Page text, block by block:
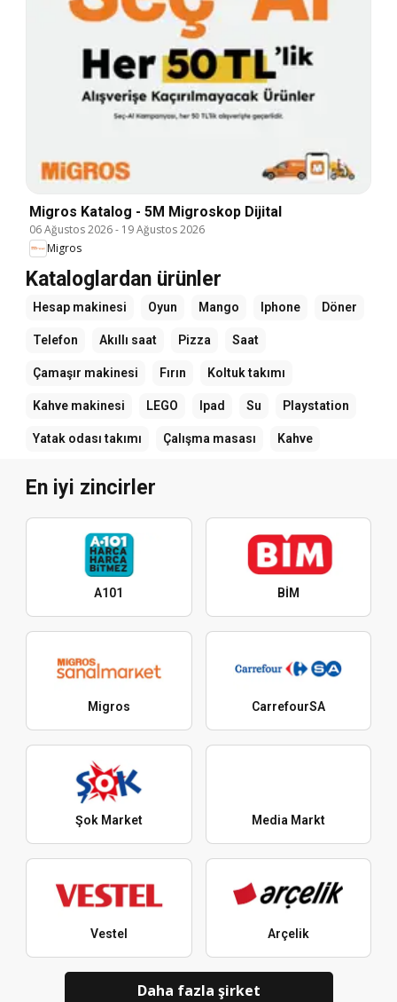
Migros Katalog - 5M Migroskop Dijital
06 Ağustos 2026- 19 Ağustos 2026
Migros
Kataloglardan ürünler
Hesap makinesi Oyun Mango Iphone Döner
Telefon Akıllı saat Pizza Saat
Çamaşır makinesi Fırın Koltuk takımı
Kahve makinesi LEGO Ipad Su Playstation
Yatak odası takımı Çalışma masası Kahve
En iyi zincirler
A101 BİM
Migros CarrefourSA
Şok Market Media Markt
Vestel Arçelik
Daha fazla şirket